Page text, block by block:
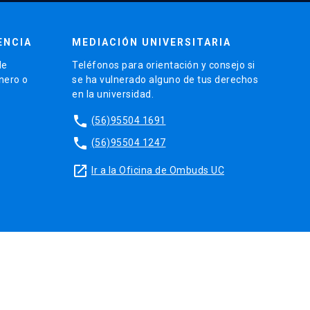
o
MEDIACIÓN UNIVERSITARIA
Teléfonos para orientación y consejo si
se ha vulnerado alguno de tus derechos
en la universidad.
phone (56)95504 1691
phone (56)95504 1247
launch Ir a la Oficina de Ombuds UC